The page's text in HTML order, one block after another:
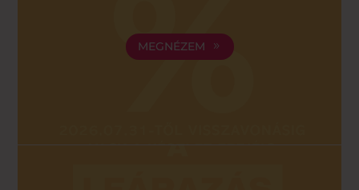
MEGNÉZEM